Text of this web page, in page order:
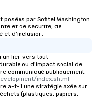
posées par Sofitel Washington
et de sécurité, de
et d'inclusion.
un lien vers tout
ou d'impact social de
communiqué publiquement.
index.shtml
a-t-il une stratégie axée sur
(plastiques, papiers,